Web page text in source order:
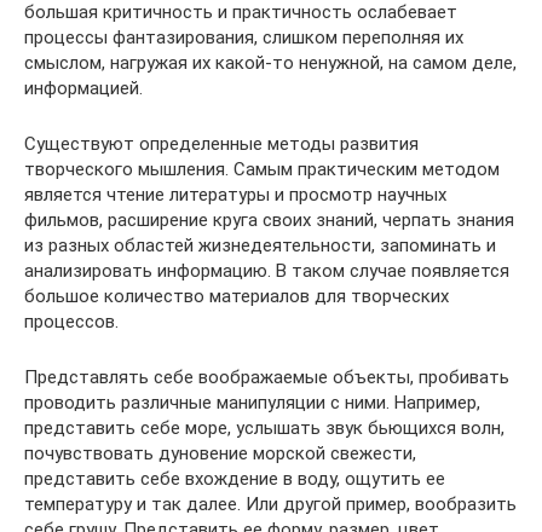
большая критичность и практичность ослабевает
процессы фантазирования, слишком переполняя их
смыслом, нагружая их какой-то ненужной, на самом деле,
информацией.
Существуют определенные методы развития
творческого мышления. Самым практическим методом
является чтение литературы и просмотр научных
фильмов, расширение круга своих знаний, черпать знания
из разных областей жизнедеятельности, запоминать и
анализировать информацию. В таком случае появляется
большое количество материалов для творческих
процессов.
Представлять себе воображаемые объекты, пробивать
проводить различные манипуляции с ними. Например,
представить себе море, услышать звук бьющихся волн,
почувствовать дуновение морской свежести,
представить себе вхождение в воду, ощутить ее
температуру и так далее. Или другой пример, вообразить